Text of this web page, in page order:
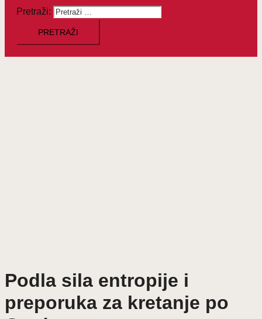
Pretraži:
Podla sila entropije i
preporuka za kretanje po